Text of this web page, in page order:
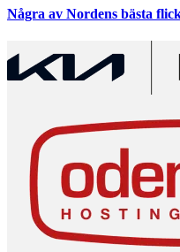
Några av Nordens bästa